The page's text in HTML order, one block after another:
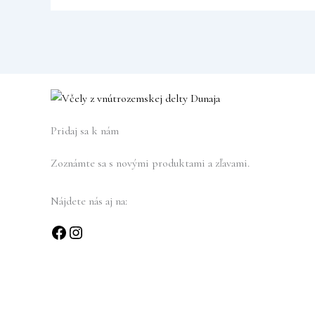
Pridaj sa k nám
Zoznámte sa s novými produktami a zľavami.
Nájdete nás aj na: